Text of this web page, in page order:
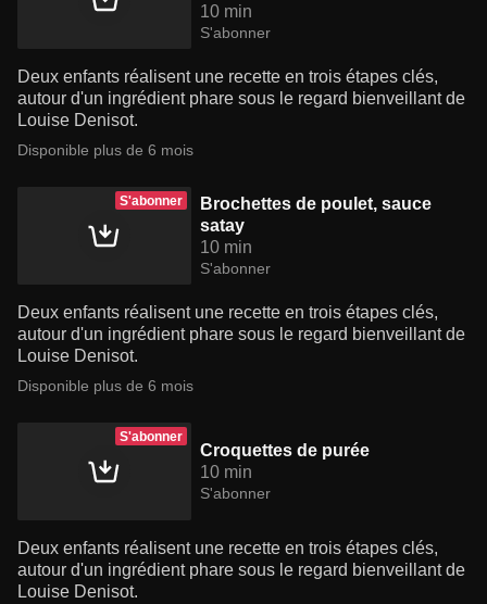
10 min
S'abonner
Deux enfants réalisent une recette en trois étapes clés,
autour d'un ingrédient phare sous le regard bienveillant de
Louise Denisot.
Disponible plus de 6 mois
S'abonner
Brochettes de poulet, sauce
satay
10 min
S'abonner
Deux enfants réalisent une recette en trois étapes clés,
autour d'un ingrédient phare sous le regard bienveillant de
Louise Denisot.
Disponible plus de 6 mois
S'abonner
Croquettes de purée
10 min
S'abonner
Deux enfants réalisent une recette en trois étapes clés,
autour d'un ingrédient phare sous le regard bienveillant de
Louise Denisot.